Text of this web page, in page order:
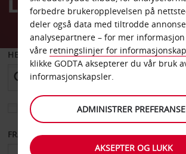
AvisLeiebil Page
HENT FRA
Velg et annet leveringssted
FRA DATO TIL DATO
forbedre brukeropplevelsen på
deler også data med tiltrodde
analysepartnere – for mer
våre retningslinjer for
klikke GODTA aksepterer du vår bruk
informasjonskapsler.
ADMINISTRER
AKSEPTER OG LUKK